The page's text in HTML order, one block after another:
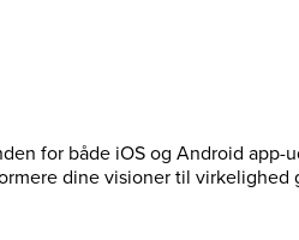
for både iOS og Android app-
dine visioner til virkelighed